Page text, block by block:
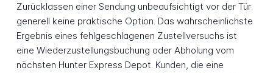
Zurücklassen einer Sendung unbeaufsichtigt vor der Tür
generell keine praktische Option. Das wahrscheinlichste
Ergebnis eines fehlgeschlagenen Zustellversuchs ist
eine Wiederzustellungsbuchung oder Abholung vom
nächsten Hunter Express Depot. Kunden, die eine